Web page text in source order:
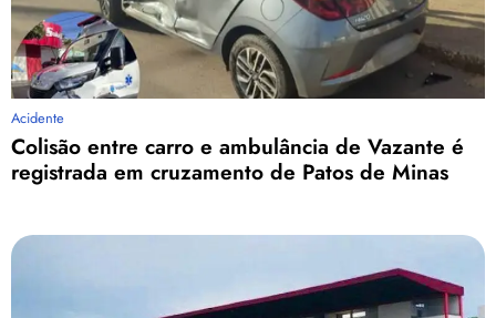
Acidente
Colisão entre carro e ambulância de Vazante é
registrada em cruzamento de Patos de Minas